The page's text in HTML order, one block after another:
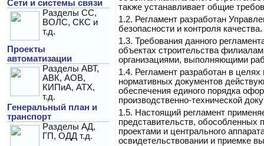
Сети и системы связи
Разделы СС,
ВОЛС, СКС и
т.д.
Проекты
автоматизации
Разделы АВТ,
АВК, АОВ,
КИПиА, АТХ,
т.д.
Генеральный план и
транспорт
Разделы АД,
ГП, ОДД т.д.
также устанавливает общие
1.2. Регламент разработан
безопасности и контроля качества.
1.3. Требования данного
объектах строительства
организациями, выполняющими
1.4. Регламент разработан в
нормативных документов
обеспечения единого порядка
производственно-технической
1.5. Настоящий регламент
представительств, обособленных
проектами и центрального
освидетельствовании и приемке